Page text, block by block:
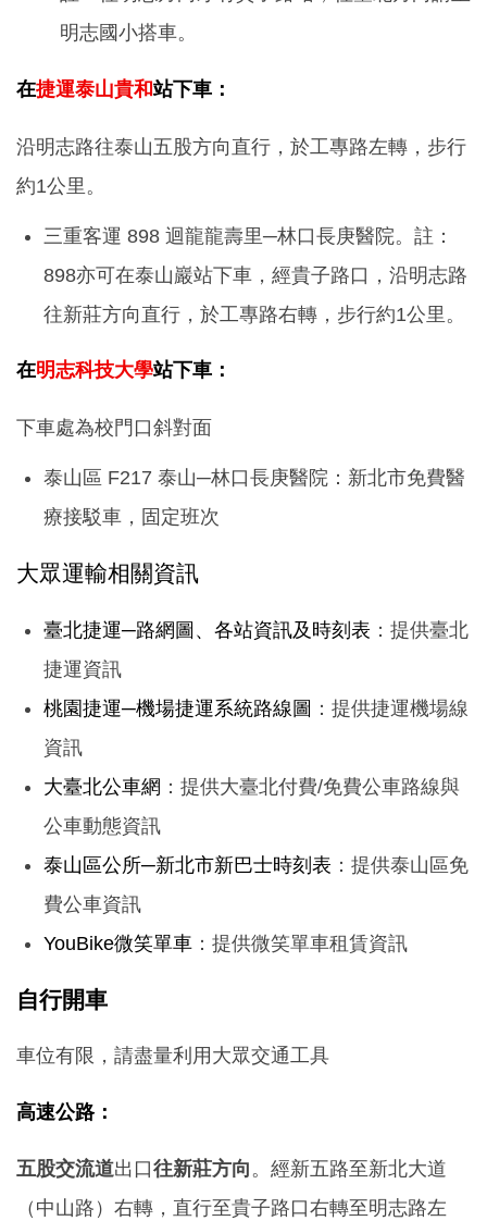
明志國小搭車。
在捷運泰山貴和站下車：
沿明志路往泰山五股方向直行，於工專路左轉，步行
約1公里。
三重客運 898 迴龍龍壽里─林口長庚醫院。註：
898亦可在泰山巖站下車，經貴子路口，沿明志路
往新莊方向直行，於工專路右轉，步行約1公里。
在明志科技大學站下車：
下車處為校門口斜對面
泰山區 F217 泰山─林口長庚醫院：新北市免費醫
療接駁車，固定班次
大眾運輸相關資訊
臺北捷運─路網圖、各站資訊及時刻表 ：提供臺北
捷運資訊
桃園捷運─機場捷運系統路線圖 ：提供捷運機場線
資訊
大臺北公車網 ：提供大臺北付費/免費公車路線與
公車動態資訊
泰山區公所─新北市新巴士時刻表 ：提供泰山區免
費公車資訊
YouBike微笑單車 ：提供微笑單車租賃資訊
自行開車
車位有限，請盡量利用大眾交通工具
高速公路：
五股交流道出口往新莊方向。經新五路至新北大道
（中山路）右轉，直行至貴子路口右轉至明志路左